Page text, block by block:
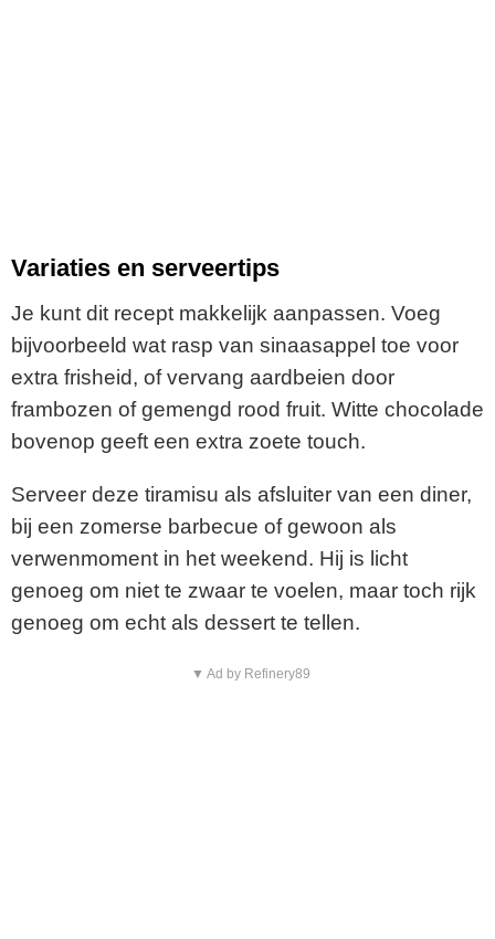
Variaties en serveertips
Je kunt dit recept makkelijk aanpassen. Voeg
bijvoorbeeld wat rasp van sinaasappel toe voor
extra frisheid, of vervang aardbeien door
frambozen of gemengd rood fruit. Witte chocolade
bovenop geeft een extra zoete touch.
Serveer deze tiramisu als afsluiter van een diner,
bij een zomerse barbecue of gewoon als
verwenmoment in het weekend. Hij is licht
genoeg om niet te zwaar te voelen, maar toch rijk
genoeg om echt als dessert te tellen.
▼ Ad by Refinery89